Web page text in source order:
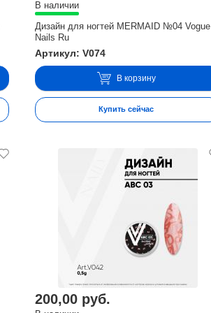
В наличии
Дизайн для ногтей MERMAID №04 Vogue
Nails Ru
Артикул: V074
В корзину
Купить сейчас
200,00 руб.